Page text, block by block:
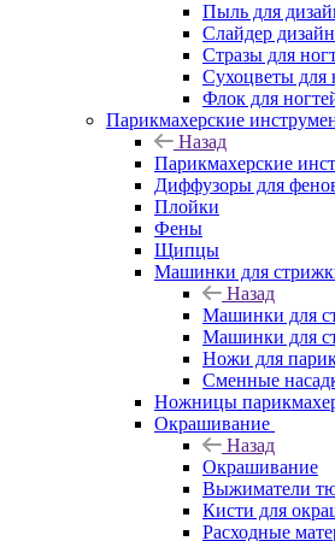
Пыль для
Слайдер
Стразы для
Сухоцветы для
Флок для
Парикмахерские
Назад
Парикмахерские
Диффузоры для
Плойки
Фены
Щипцы
Машинки для
Назад
Машинки для
Машинки для
Ножи для
Сменные
Ножницы
Окрашивание
Назад
Окрашивание
Выжиматели
Кисти для
Расходные